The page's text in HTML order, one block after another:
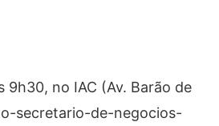
no IAC (Av. Barão de
secretario-de-negocios-